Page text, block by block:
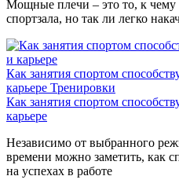
Мощные плечи – это то, к чему
спортзала, но так ли легко
Как занятия спортом
карьере Тренировки
Как занятия спортом
карьере
Независимо от выбранного
времени можно заметить, как
на успехах в работе